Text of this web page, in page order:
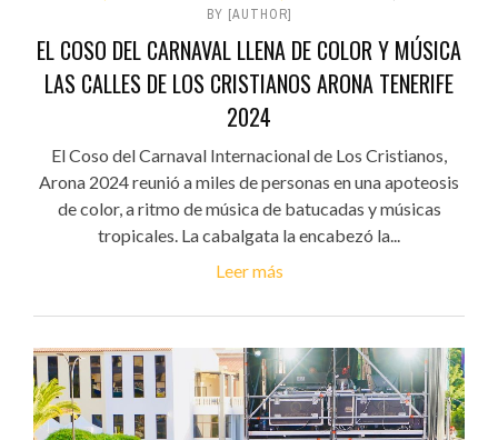
BY [AUTHOR]
EL COSO DEL CARNAVAL LLENA DE COLOR Y MÚSICA
LAS CALLES DE LOS CRISTIANOS ARONA TENERIFE
2024
El Coso del Carnaval Internacional de Los Cristianos,
Arona 2024 reunió a miles de personas en una apoteosis
de color, a ritmo de música de batucadas y músicas
tropicales. La cabalgata la encabezó la...
Leer más